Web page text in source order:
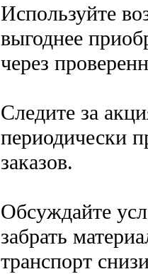
Используйте
выгоднее
через
Следите за
периодически
заказов.
Обсуждайте
забрать
транспорт